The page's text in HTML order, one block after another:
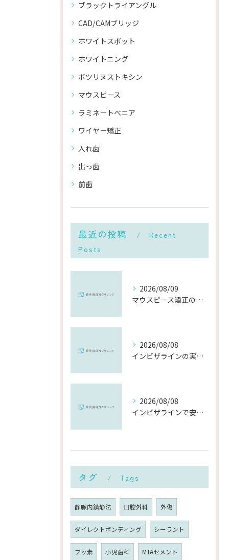
ブラックトライアングル
CAD/CAMブリッジ
ホワイトスポット
ホワイトニング
ボツリヌストキシン
マウスピース
ラミネートべニア
ワイヤー矯正
入れ歯
出っ歯
前歯
最近の投稿
Recent
Posts
2026/08/09
マウスピース矯正の頻度や千葉県市川市での通院・交換ペースと費用を徹底解説
2026/08/08
インビザラインの実績で選ぶ千葉県市川市の安心できる矯正歯科の比較ポイント
2026/08/08
インビザラインで安い千葉県市川市の総額費用と選び方を徹底解説
タグ Tags
静脈内鎮静法 口腔外科 外傷
ダイレクトボンディング シーラント
フッ素 小児歯科 MTAセメント